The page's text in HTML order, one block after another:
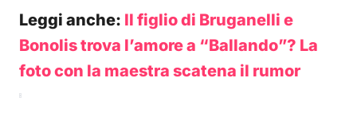
Leggi anche: Il figlio di Bruganelli e
Bonolis trova l’amore a “Ballando”? La
foto con la maestra scatena il rumor